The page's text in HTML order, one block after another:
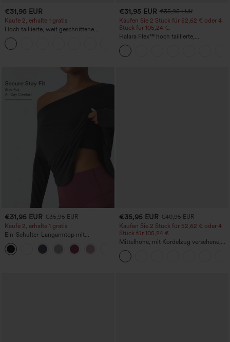
€31,95 EUR
Kaufe 2, erhalte 1 gratis
Hoch taillierte, weit geschnittene
Freizeithose aus Leinenmischung mit
Kordelzug und Taschen
€31,95 EUR €35,95 EUR
Kaufen Sie 2 Stück für 52,62 € oder 4
Stück für 105,24 €.
Halara Flex™ hoch taillierte,
figurformende Arbeitshose, die die Taille
schmaler wirken lässt, mit Taschen,
weitem Bein und Mikro-Waffelstruktur
€31,95 EUR €35,95 EUR
Kaufe 2, erhalte 1 gratis
Ein-Schulter-Langarmtop mit
Daumenloch, geschwungener Saum
(High-Low), schnell trocknend – Yoga-
Sporttop mit integriertem BH
€35,95 EUR €40,95 EUR
Kaufen Sie 2 Stück für 52,62 € oder 4
Stück für 105,24 €.
Mittelhohe, mit Kordelzug versehene,
schnelltrocknende Golfhose mit schmal
zulaufendem Schnitt, abgerundetem
Saum und Taschen – UPF 40+